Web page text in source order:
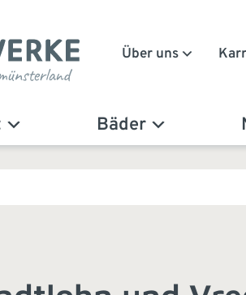
Über uns
Bäder